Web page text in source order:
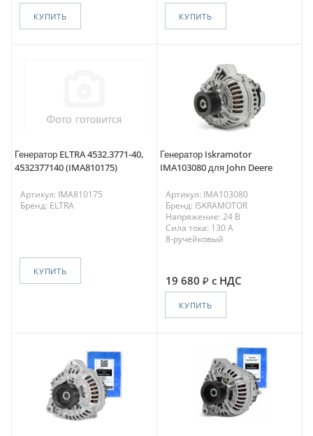
КУПИТЬ КУПИТЬ
Генератор ELTRA 4532.3771-40,
4532377140 (IMA810175)
Артикул: IMA810175
Бренд: ELTRA
КУПИТЬ
Генератор Iskramotor
IMA103080 для John Deere
Артикул: IMA103080
Бренд: ISKRAMOTOR
Напряжение: 24 В
Сила тока: 130 A
8-ручейковый
19 680 с НДС
КУПИТЬ